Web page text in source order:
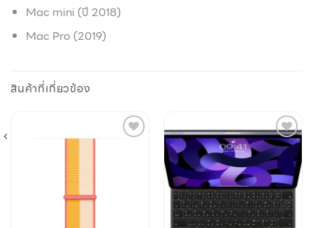
Mac mini (ปี 2018)
Mac Pro (2019)
สินค้าที่เกี่ยวข้อง
Add to
wishlist